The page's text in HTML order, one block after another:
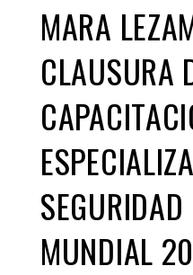
MARA
CLAUSURA
MUNDIAL